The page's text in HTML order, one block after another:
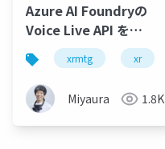
Azure AI Foundryの
Voice Live API を
MiRZAでつかってみた
話
xrmtg xr
Miyaura 1.8K